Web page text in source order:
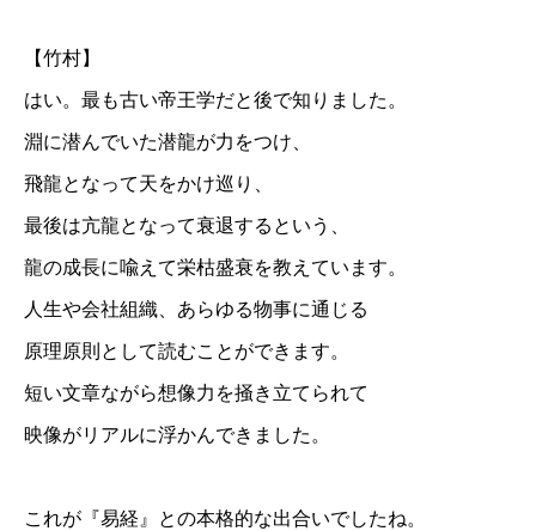
【竹村】
はい。最も古い帝王学だと後で知りました。
淵に潜んでいた潜龍が力をつけ、
飛龍となって天をかけ巡り、
最後は亢龍となって衰退するという、
龍の成長に喩えて栄枯盛衰を教えています。
人生や会社組織、あらゆる物事に通じる
原理原則として読むことができます。
短い文章ながら想像力を掻き立てられて
映像がリアルに浮かんできました。
これが『易経』との本格的な出合いでしたね。